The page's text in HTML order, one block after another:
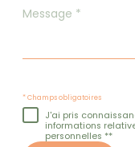
Message
* Champs obligatoires
J'ai pris
informations
personnelles **